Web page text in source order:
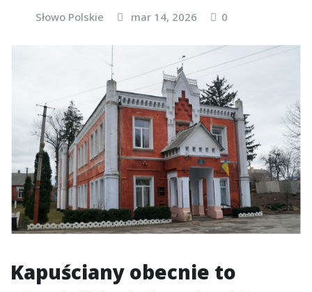
Słowo Polskie mar 14, 2026 0
Kapuściany obecnie to